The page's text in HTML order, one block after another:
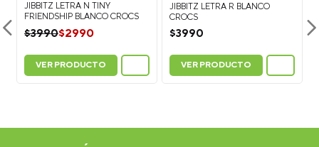
JIBBITZ LETRA N TINY
FRIENDSHIP BLANCO CROCS
$3990$2990
VER PRODUCTO
JIBBITZ LETRA R BLANCO
CROCS
$3990
VER PRODUCTO